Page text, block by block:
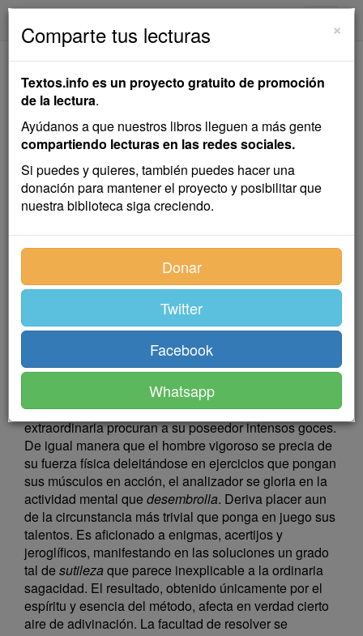
El Crimen de la Rue
Morgue
Edgar Allan Poe
Cuento
El canto de las sirenas, o el nombre que asumió
Aquiles para ocultarse entre las mujeres, son
cuestiones difíciles de dilucidar, en verdad, pero que
no se encuentran fuera de toda conjetura.
—Sir Thomas Browne:Urn-burial.
LAS facultades mentales llamadas analíticas son poco
susceptibles de análisis en sí mismas. Las apreciamos
puramente en sus efectos. Sabemos, entre otras
cosas, que cuando se poseen en capacidad
extraordinaria procuran a su poseedor intensos goces.
De igual manera que el hombre vigoroso se precia de
su fuerza física deleitándose en ejercicios que pongan
sus músculos en acción, el analizador se gloria en la
actividad mental que desembrolla. Deriva placer aun
de la circunstancia más trivial que ponga en juego sus
talentos. Es aficionado a enigmas, acertijos y
jeroglíficos, manifestando en las soluciones un grado
tal de sutileza que parece inexplicable a la ordinaria
sagacidad. El resultado, obtenido únicamente por el
espíritu y esencia del método, afecta en verdad cierto
aire de adivinación. La facultad de resolver se
×
Comparte tus lecturas
Textos.info es un proyecto gratuito de promoción
de la lectura.
Ayúdanos a que nuestros libros lleguen a más gente
compartiendo lecturas en las redes sociales.
Si puedes y quieres, también puedes hacer una
donación para mantener el proyecto y posibilitar que
nuestra biblioteca siga creciendo.
Donar
Twitter
Facebook
Whatsapp